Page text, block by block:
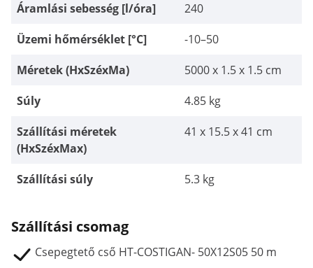
Áramlási sebesség [l/óra]
240
Üzemi hőmérséklet [°C]
-10–50
Méretek (HxSzéxMa)
5000 x 1.5 x 1.5 cm
Súly
4.85 kg
Szállítási méretek
(HxSzéxMax)
41 x 15.5 x 41 cm
Szállítási súly 5.3 kg
Szállítási csomag
Csepegtető cső HT-COSTIGAN- 50X12S05 50 m